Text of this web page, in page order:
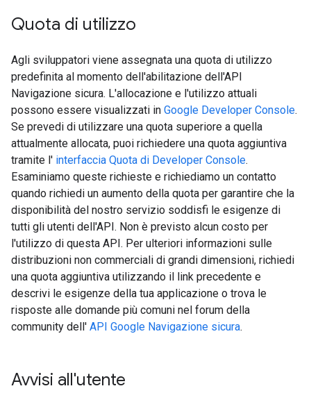
Quota di utilizzo
Agli sviluppatori viene assegnata una quota di utilizzo
predefinita al momento dell'abilitazione dell'API
Navigazione sicura. L'allocazione e l'utilizzo attuali
possono essere visualizzati in Google Developer Console.
Se prevedi di utilizzare una quota superiore a quella
attualmente allocata, puoi richiedere una quota aggiuntiva
tramite l' interfaccia Quota di Developer Console.
Esaminiamo queste richieste e richiediamo un contatto
quando richiedi un aumento della quota per garantire che la
disponibilità del nostro servizio soddisfi le esigenze di
tutti gli utenti dell'API. Non è previsto alcun costo per
l'utilizzo di questa API. Per ulteriori informazioni sulle
distribuzioni non commerciali di grandi dimensioni, richiedi
una quota aggiuntiva utilizzando il link precedente e
descrivi le esigenze della tua applicazione o trova le
risposte alle domande più comuni nel forum della
community dell' API Google Navigazione sicura.
Avvisi all'utente